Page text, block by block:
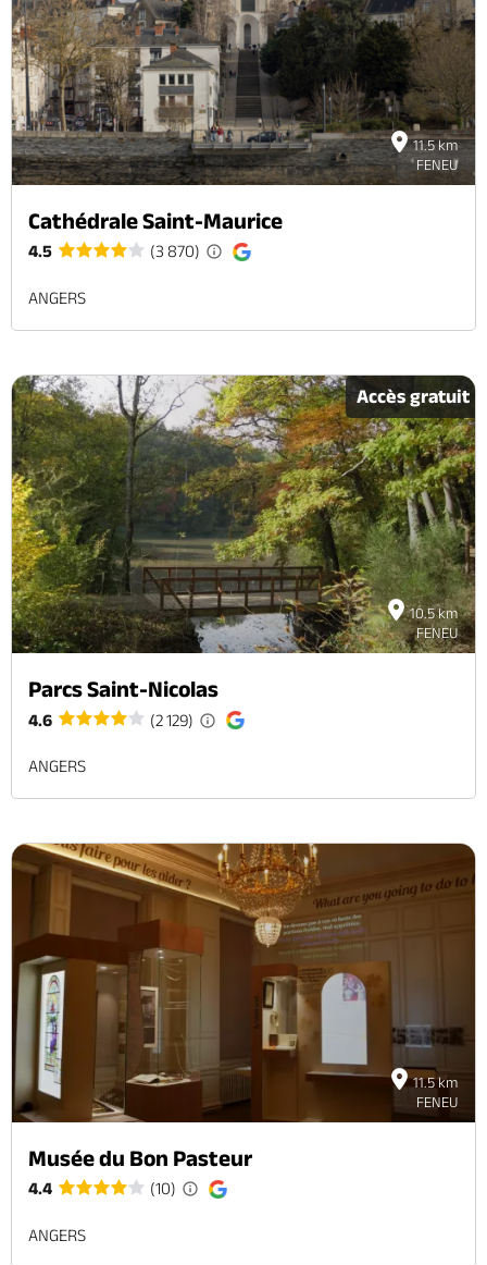
11.5 km
FENEU
Cathédrale Saint-Maurice
4.5 (3 870)
ANGERS
10.5 km
FENEU
Accès gratuit
Parcs Saint-Nicolas
4.6 (2 129)
ANGERS
11.5 km
FENEU
Musée du Bon Pasteur
4.4 (10)
ANGERS